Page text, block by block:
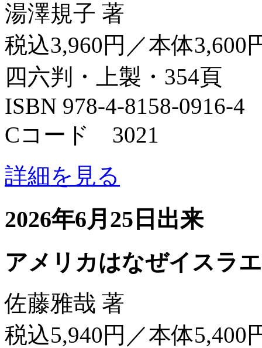
湯澤規子 著
税込3,960円／本体3,600
四六判・上製・354頁
ISBN 978-4-8158-0916-4
Cコード 3021
詳細を見る
2026年6月25日出来
アメリカはなぜイスラ
佐藤雅哉 著
税込5,940円／本体5,400